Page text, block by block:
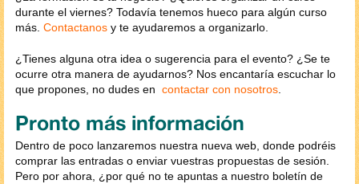
durante el viernes? Todavía tenemos hueco para algún curso
más. Contactanos y te ayudaremos a organizarlo.
¿Tienes alguna otra idea o sugerencia para el evento? ¿Se te
ocurre otra manera de ayudarnos? Nos encantaría escuchar lo
que propones, no dudes en contactar con nosotros.
Pronto más información
Dentro de poco lanzaremos nuestra nueva web, donde podréis
comprar las entradas o enviar vuestras propuestas de sesión.
Pero por ahora, ¿por qué no te apuntas a nuestro boletín de